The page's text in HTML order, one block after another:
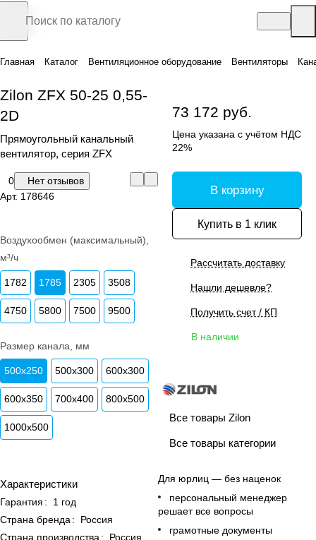
Главная Каталог Вентиляционное оборудование Вентиляторы
Zilon ZFX 50-25 0,55-
2D
Прямоугольный канальный
вентилятор, серия ZFX
0
Нет отзывов
Арт. 178646
Воздухообмен (максимальный),
м³/ч
1782 1785 2305 3508
4750 5800 7500 9500
Размер канала, мм
500x250 500x300 600x300
600x350 700x400 800x500
1000x500
Характеристики
Гарантия :
1 год
Страна бренда :
Россия
Страна производства :
Россия
73 172 руб.
Цена указана с учётом НДС
22%
В корзину
Купить в 1 клик
Рассчитать доставку
Нашли дешевле?
Получить счет / КП
В наличии
Все товары Zilon
Все товары категории
Для юрлиц — без наценок
персональный менеджер
решает все вопросы
грамотные документы